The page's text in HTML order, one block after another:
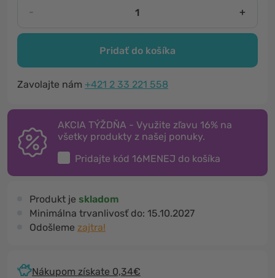
- +
Pridať do košíka
Zavolajte nám +421 2 33 221 558
AKCIA TÝŽDŇA - Využite zľavu 16% na
všetky produkty z našej ponuky.
Pridajte kód 16MENEJ do košíka
Produkt je skladom
Minimálna trvanlivosť do: 15.10.2027
Odošleme zajtra!
Nákupom získate 0,34€